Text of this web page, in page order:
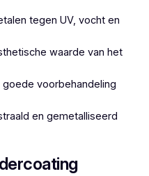
tegen UV, vocht en
waarde van het
voorbehandeling
en gemetalliseerd